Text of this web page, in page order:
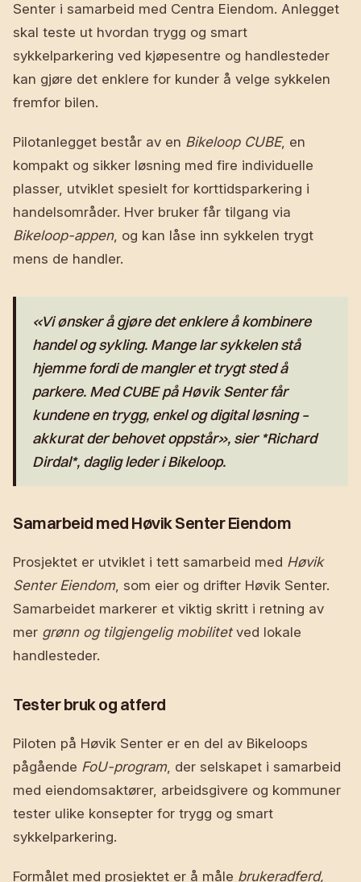
Senter i samarbeid med Centra Eiendom. Anlegget
skal teste ut hvordan trygg og smart
sykkelparkering ved kjøpesentre og handlesteder
kan gjøre det enklere for kunder å velge sykkelen
fremfor bilen.
Pilotanlegget består av en Bikeloop CUBE, en
kompakt og sikker løsning med fire individuelle
plasser, utviklet spesielt for korttidsparkering i
handelsområder. Hver bruker får tilgang via
Bikeloop-appen, og kan låse inn sykkelen trygt
mens de handler.
«Vi ønsker å gjøre det enklere å kombinere
handel og sykling. Mange lar sykkelen stå
hjemme fordi de mangler et trygt sted å
parkere. Med CUBE på Høvik Senter får
kundene en trygg, enkel og digital løsning –
akkurat der behovet oppstår», sier *Richard
Dirdal*, daglig leder i Bikeloop.
Samarbeid med Høvik Senter Eiendom
Prosjektet er utviklet i tett samarbeid med Høvik
Senter Eiendom, som eier og drifter Høvik Senter.
Samarbeidet markerer et viktig skritt i retning av
mer grønn og tilgjengelig mobilitetved lokale
handlesteder.
Tester bruk og atferd
Piloten på Høvik Senter er en del av Bikeloops
pågående FoU-program, der selskapet i samarbeid
med eiendomsaktører, arbeidsgivere og kommuner
tester ulike konsepter for trygg og smart
sykkelparkering.
Formålet med prosjektet er å måle brukeradferd,